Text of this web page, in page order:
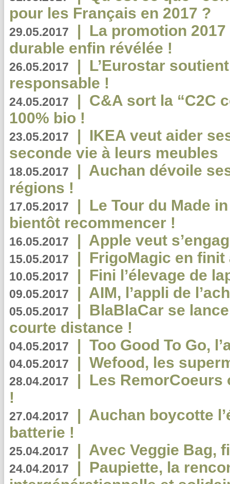
pour les Français en 2017 ?
29.05.2017 | La promotion
durable enfin révélée !
26.05.2017 | L’Eurostar
responsable !
24.05.2017 | C&A sort la “C2C
100% bio !
23.05.2017 | IKEA veut aider
seconde vie à leurs meubles
18.05.2017 | Auchan dévoile
régions !
17.05.2017 | Le Tour du Made
bientôt recommencer !
16.05.2017 | Apple veut
15.05.2017 | FrigoMagic en
10.05.2017 | Fini l’élevage de
09.05.2017 | AIM, l’appli de
05.05.2017 | BlaBlaCar se
courte distance !
04.05.2017 | Too Good To Go,
04.05.2017 | Wefood, les
28.04.2017 | Les RemorCoeurs
!
27.04.2017 | Auchan boycotte
batterie !
25.04.2017 | Avec Veggie Bag,
24.04.2017 | Paupiette, la